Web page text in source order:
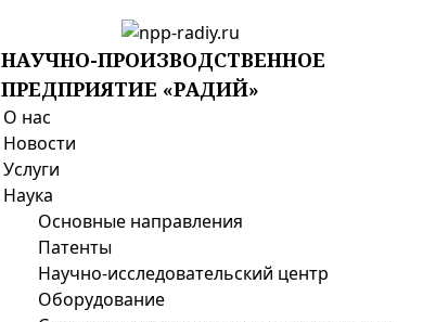
НАУЧНО-ПРОИЗВОДСТВЕННОЕ
ПРЕДПРИЯТИЕ «РАДИЙ»
О нас
Новости
Услуги
Наука
Основные направления
Патенты
Научно-исследовательский центр
Оборудование